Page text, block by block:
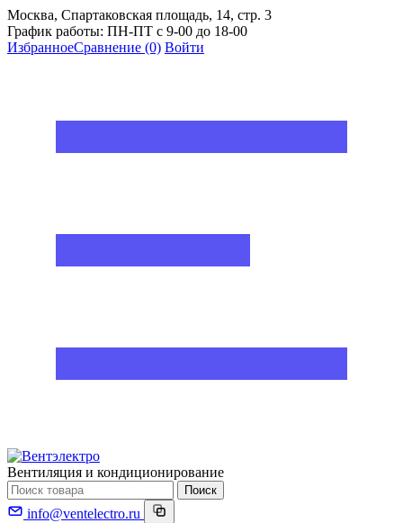
Москва, Спартаковская площадь, 14, стр. 3
График работы: ПН-ПТ с 9-00 до 18-00
ИзбранноеСравнение (0) Войти
Вентиляция и кондиционирование
Поиск
info@ventelectro.ru